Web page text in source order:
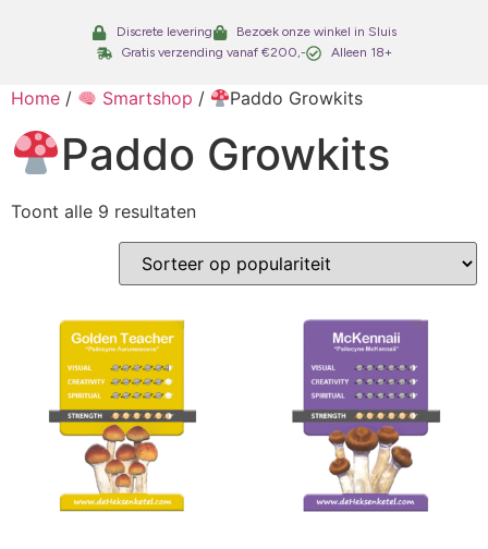
Discrete levering
Bezoek onze winkel in Sluis
Gratis verzending vanaf €200,-
Alleen 18+
Home / Smartshop / Paddo Growkits
Paddo Growkits
Toont alle 9 resultaten